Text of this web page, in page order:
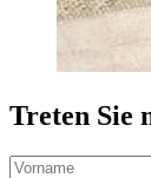
Treten Sie